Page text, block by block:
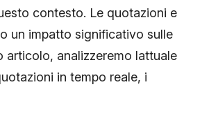
contesto. Le quotazioni e
un impatto significativo sulle
articolo, analizzeremo lattuale
in tempo reale, i